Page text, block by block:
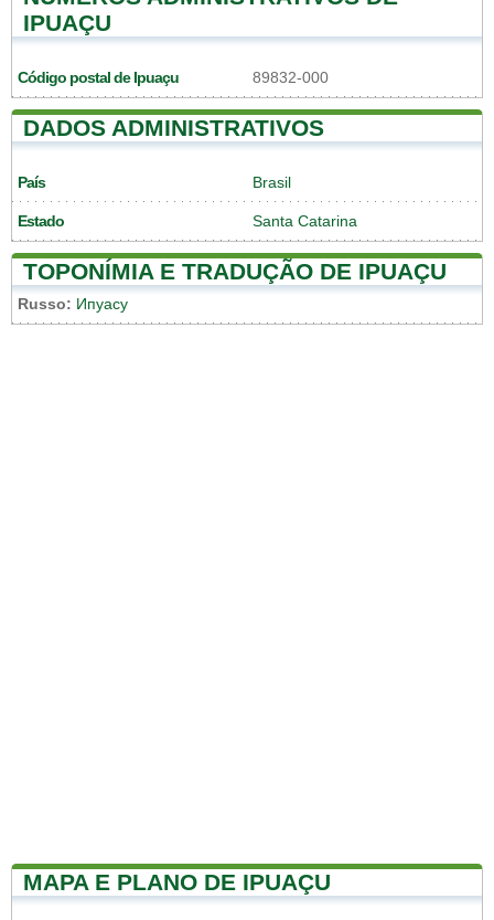
IPUAÇU
Código postal de Ipuaçu 89832-000
DADOS ADMINISTRATIVOS
País Brasil
Estado Santa Catarina
TOPONÍMIA E TRADUÇÃO DE IPUAÇU
Russo: Ипуасу
MAPA E PLANO DE IPUAÇU